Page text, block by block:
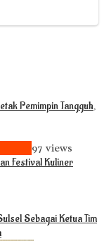
Pemimpin Tangguh,
97 views
Festival Kuliner
Sebagai Ketua Tim